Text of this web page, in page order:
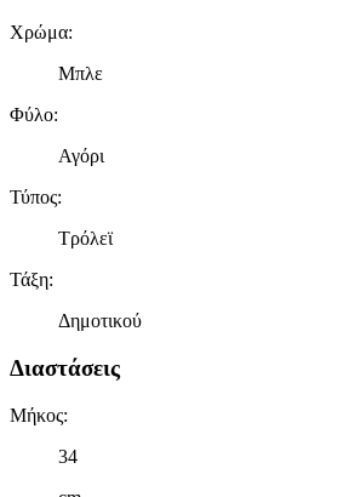
Χρώμα:
Μπλε
Φύλο:
Αγόρι
Τύπος:
Τρόλεϊ
Τάξη:
Δημοτικού
Διαστάσεις
Μήκος:
34